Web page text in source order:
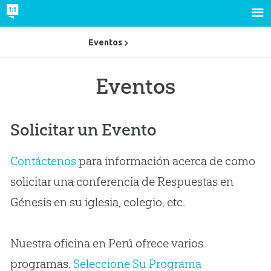
Eventos
Solicitar un Evento
Contáctenospara información acerca de como
solicitar una conferencia de Respuestas en
Génesis en su iglesia, colegio, etc.
Nuestra oficina en Perú ofrece varios
programas. Seleccione Su Programa
Eventos